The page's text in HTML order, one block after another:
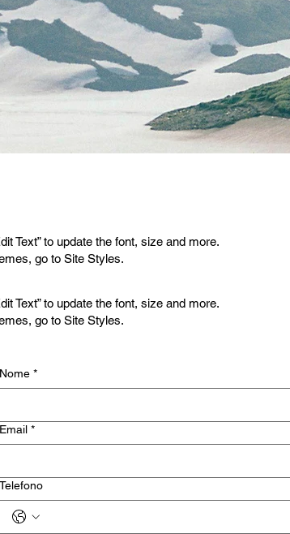
Text” to update the font, size and more.
go to Site Styles.
Text” to update the font, size and more.
go to Site Styles.
Nome *
Email *
Telefono